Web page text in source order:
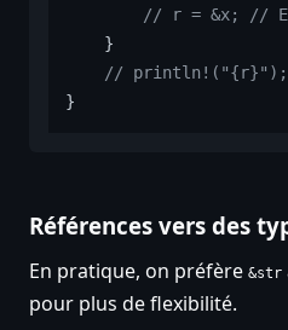
// r = &x; //
    }
// println!("{r}");
Références vers des
En pratique, on préfère &str
pour plus de flexibilité.